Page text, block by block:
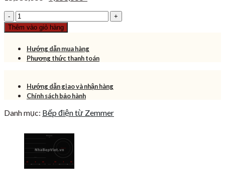
15,580,000₫.
Bếp
điện
từ
Zemmer
IZM
203IH
lượng
Thêm vào giỏ hàng
Hướng dẫn mua hàng
Phương thức thanh toán
Hướng dẫn giao và nhận hàng
Chính sách bảo hành
Danh mục: Bếp điện từ Zemmer